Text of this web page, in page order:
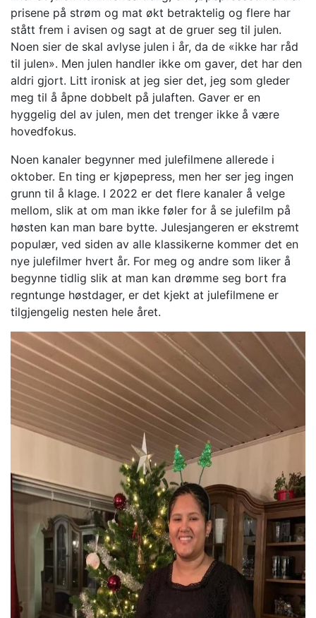
prisene på strøm og mat økt betraktelig og flere har
stått frem i avisen og sagt at de gruer seg til julen.
Noen sier de skal avlyse julen i år, da de «ikke har råd
til julen». Men julen handler ikke om gaver, det har den
aldri gjort. Litt ironisk at jeg sier det, jeg som gleder
meg til å åpne dobbelt på julaften. Gaver er en
hyggelig del av julen, men det trenger ikke å være
hovedfokus.
Noen kanaler begynner med julefilmene allerede i
oktober. En ting er kjøpepress, men her ser jeg ingen
grunn til å klage. I 2022 er det flere kanaler å velge
mellom, slik at om man ikke føler for å se julefilm på
høsten kan man bare bytte. Julesjangeren er ekstremt
populær, ved siden av alle klassikerne kommer det en
nye julefilmer hvert år. For meg og andre som liker å
begynne tidlig slik at man kan drømme seg bort fra
regntunge høstdager, er det kjekt at julefilmene er
tilgjengelig nesten hele året.